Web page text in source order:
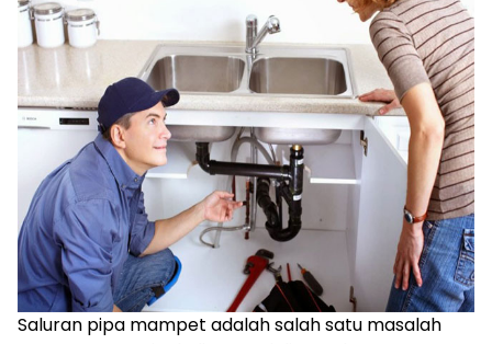
Saluran pipa mampet adalah salah satu masalah